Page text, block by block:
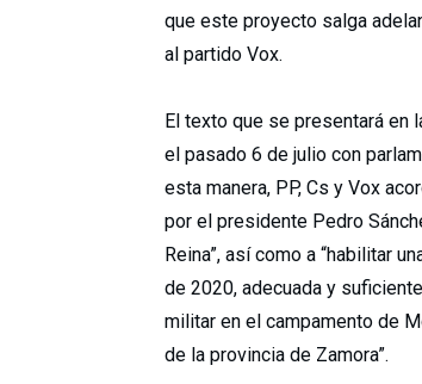
que este proyecto salga
al partido Vox.
El texto que se presentará en
el pasado 6 de julio con
esta manera, PP, Cs y Vox
por el presidente Pedro
Reina”, así como a “habilitar
de 2020, adecuada y
militar en el campamento de
de la provincia de Zamora”.